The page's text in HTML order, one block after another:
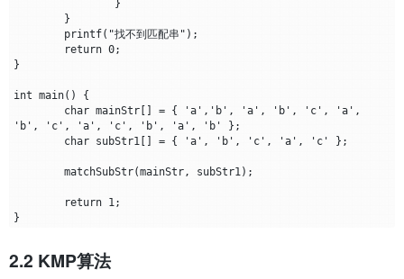
}
int main() {
'b', 'c', 'a', 'c', 'b', 'a', 'b' };
2.2 KMP算法